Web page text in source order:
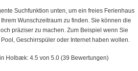
Suchfunktion unten, um ein freies Ferienhaus
Wunschzeitraum zu finden. Sie können die
präziser zu machen. Zum Beispiel wenn Sie
Geschirrspüler oder Internet haben wollen.
Holbæk: 4.5 von 5.0 (39 Bewertungen)